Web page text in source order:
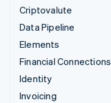
Criptovalute
Data Pipeline
Elements
Financial Connections
Identity
Invoicing